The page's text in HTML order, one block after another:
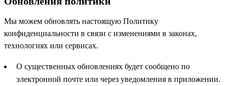
Мы можем обновлять настоящую Политику
конфиденциальности в связи с изменениями в законах,
технологиях или сервисах.
О существенных обновлениях будет сообщено по
электронной почте или через уведомления в приложении.